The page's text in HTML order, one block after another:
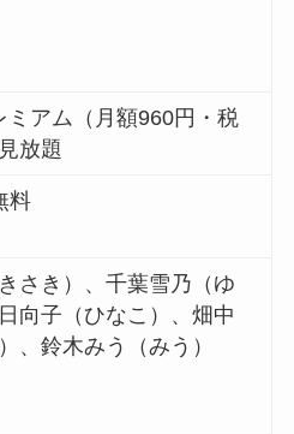
ミアム（月額960円・税
放題
料
さき）、千葉雪乃（ゆ
向子（ひなこ）、畑中
、鈴木みう（みう）